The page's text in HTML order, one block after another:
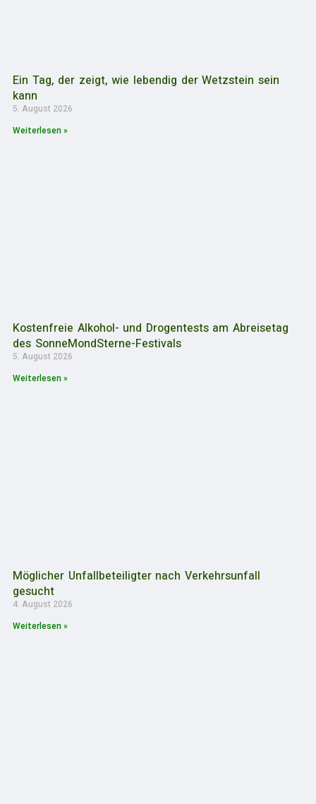
Ein Tag, der zeigt, wie lebendig der Wetzstein sein
kann
5. August 2026
Weiterlesen »
Kostenfreie Alkohol- und Drogentests am Abreisetag
des SonneMondSterne-Festivals
5. August 2026
Weiterlesen »
Möglicher Unfallbeteiligter nach Verkehrsunfall
gesucht
4. August 2026
Weiterlesen »